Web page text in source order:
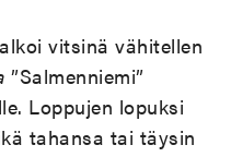
vitsinä vähitellen
”Salmenniemi”
Loppujen lopuksi
tahansa tai täysin